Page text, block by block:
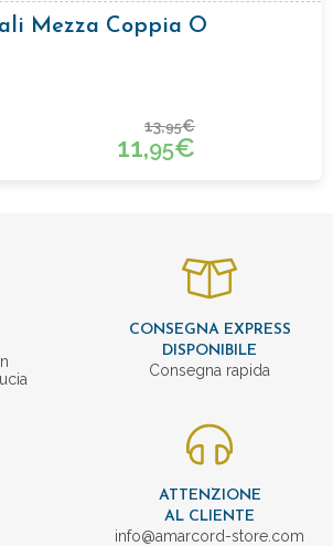
Mezza Coppia O
13,95€
11,95€
CONSEGNA EXPRESS
DISPONIBILE
Consegna rapida
ATTENZIONE
AL CLIENTE
info@amarcord-store.com